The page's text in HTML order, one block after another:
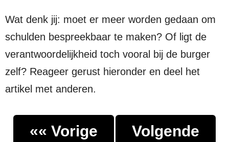
Wat denk jij: moet er meer worden gedaan om
schulden bespreekbaar te maken? Of ligt de
verantwoordelijkheid toch vooral bij de burger
zelf? Reageer gerust hieronder en deel het
artikel met anderen.
«« Vorige
Volgende